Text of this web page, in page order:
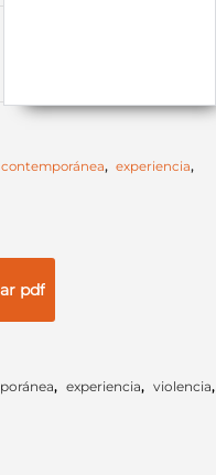
, experiencia,
pdf
, experiencia, violencia,